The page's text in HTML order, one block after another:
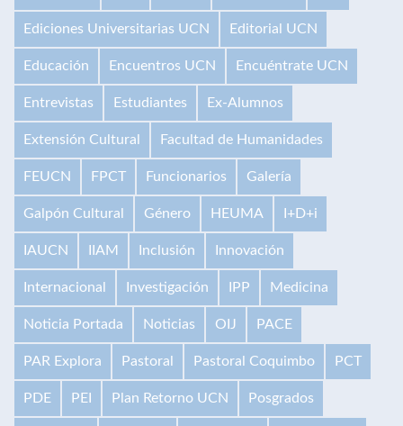
Ediciones Universitarias UCN Editorial UCN
Educación Encuentros UCN Encuéntrate UCN
Entrevistas Estudiantes Ex-Alumnos
Extensión Cultural Facultad de Humanidades
FEUCN FPCT Funcionarios Galería
Galpón Cultural Género HEUMA I+D+i
IAUCN IIAM Inclusión Innovación
Internacional Investigación IPP Medicina
Noticia Portada Noticias OIJ PACE
PAR Explora Pastoral Pastoral Coquimbo PCT
PDE PEI Plan Retorno UCN Posgrados